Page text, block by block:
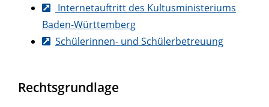
Internetauftritt des Kultusministeriums
Baden-Württemberg
Schülerinnen- und Schülerbetreuung
Rechtsgrundlage